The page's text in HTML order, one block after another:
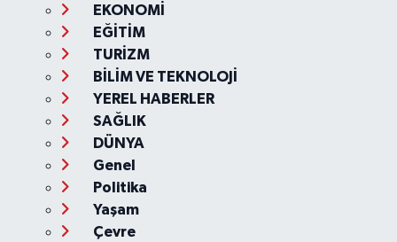
EKONOMİ
EĞİTİM
TURİZM
BİLİM VE TEKNOLOJİ
YEREL HABERLER
SAĞLIK
DÜNYA
Genel
Politika
Yaşam
Çevre